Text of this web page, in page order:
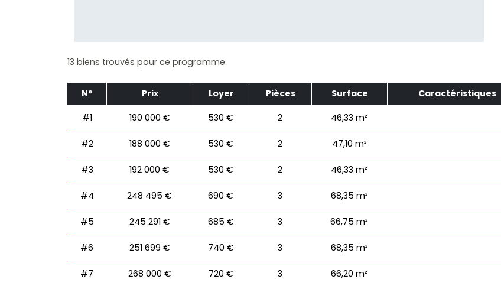
13 biens trouvés pour ce programme
N° Prix Loyer Pièces Surface Caractéristiques
#1 190 000 € 530 € 2 46,33 m²
#2 188 000 € 530 € 2 47,10 m²
#3 192 000 € 530 € 2 46,33 m²
#4 248 495 € 690 € 3 68,35 m²
#5 245 291 € 685 € 3 66,75 m²
#6 251 699 € 740 € 3 68,35 m²
#7 268 000 € 720 € 3 66,20 m²